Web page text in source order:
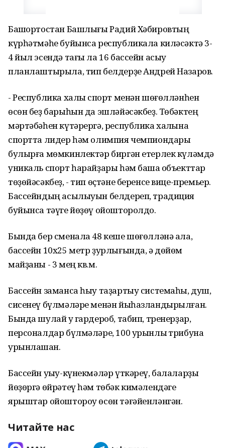
Башҡортостан Башлығы Радий Хәбировтың
күрһәтмәһе буйынса республикала киләсәктә 3-
4 йыл эсендә тағы ла 16 бассейн асыу
планлаштырыла, тип белдерҙе Андрей Назаров.
- Республика халҡы спорт менән шөғөлләнһен
өсөн беҙ барыһын да эшләйәсәкбеҙ. Төбәктең
мәртәбәһен күтәрергә, республика халҡына
спортта лидер һәм олимпия чемпиондары
булырға мөмкинлектәр биргән етерлек күләмдә
уникаль спорт һарайҙары һәм башҡа объекттар
төҙөйәсәкбеҙ, - тип өҫтәне беренсе вице-премьер.
Бассейндың асылыуын белдереп, традиция
буйынса тәүге йөҙөү ойошторолдо.
Бында бер сменала 48 кеше шөғөлләнә ала,
бассейн 10х25 метр ҙурлығында, ә дөйөм
майҙаны - 3 мең кв.м.
Бассейн заманса һыу таҙартыу системаһы, душ,
сисенеү бүлмәләре менән йыһазландырылған.
Бында шулай уҡ гардероб, табип, тренерҙар,
персоналдар бүлмәләре, 100 урынлыҡ трибуна
урынлашҡан.
Бассейн уҡыу-күнекмәләр үткәреү, балаларҙы
йөҙөргә өйрәтеү һәм төбәк кимәлендәге
ярыштар ойоштороу өсөн тәғәйенләнгән.
Читайте нас